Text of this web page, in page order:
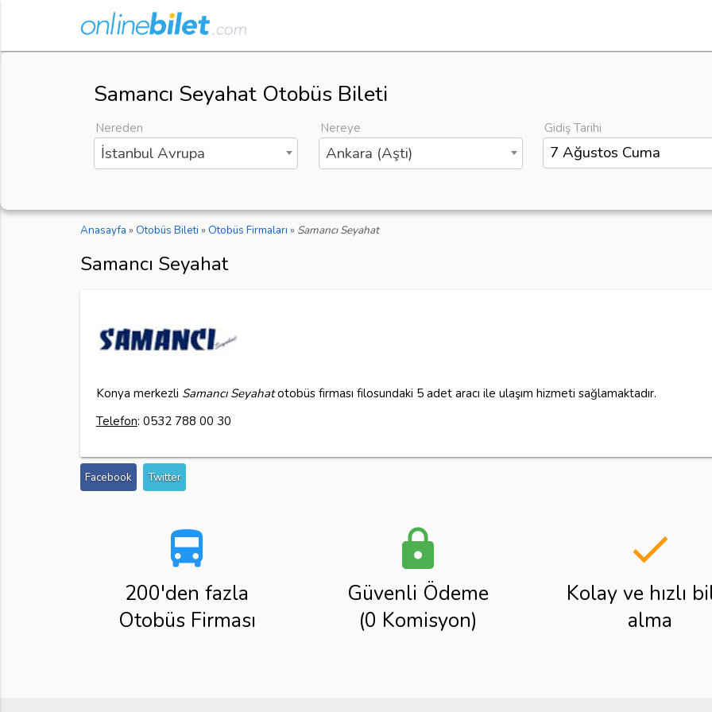
Samancı Seyahat Otobüs Bileti
Nereden
İstanbul Avrupa
Nereye
Ankara (Aşti)
Gidiş Tarihi
Anasayfa » Otobüs Bileti » Otobüs Firmaları » Samancı Seyahat
Samancı Seyahat
Konya merkezli Samancı Seyahatotobüs firması filosundaki 5 adet aracı ile ulaşım hizmeti sağlamaktadır.
Telefon: 0532 788 00 30
Facebook Twitter
directions_bus
200'den fazla
Otobüs Firması
lock
Güvenli Ödeme
(0 Komisyon)
done
Kolay ve hızlı
alma